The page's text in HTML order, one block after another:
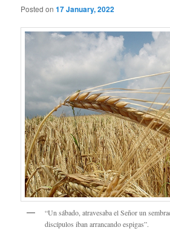
Posted on17 January, 2022
“Un sábado, atravesaba el Señor un
discípulos iban arrancando espigas”.